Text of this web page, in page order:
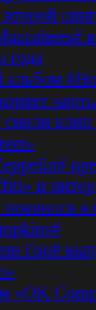
года
клип
и
появился
Гор#
«OK